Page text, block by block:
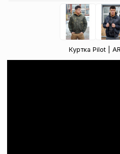
Куртка Pilot |